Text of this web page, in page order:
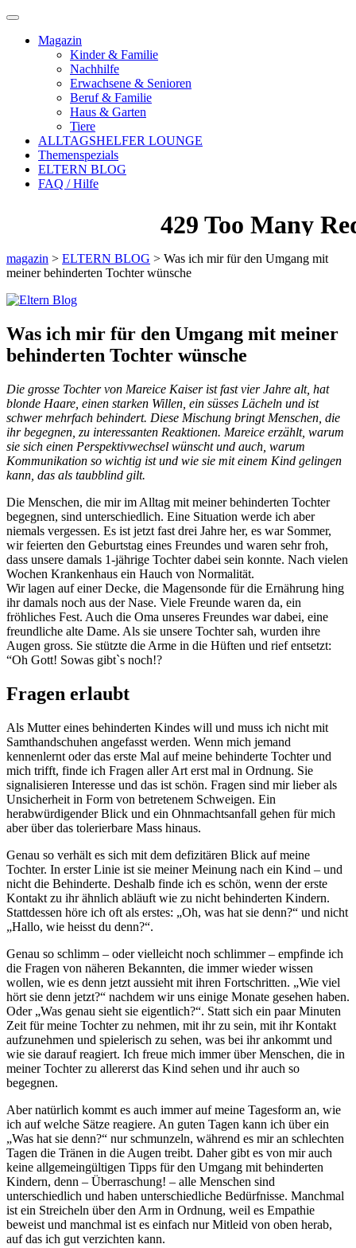
Magazin
Kinder & Familie
Nachhilfe
Erwachsene & Senioren
Beruf & Familie
Haus & Garten
Tiere
ALLTAGSHELFER LOUNGE
Themenspezials
ELTERN BLOG
FAQ / Hilfe
magazin > ELTERN BLOG > Was ich mir für den Umgang mit
meiner behinderten Tochter wünsche
Was ich mir für den Umgang mit meiner
behinderten Tochter wünsche
Die grosse Tochter von Mareice Kaiser ist fast vier Jahre alt, hat
blonde Haare, einen starken Willen, ein süsses Lächeln und ist
schwer mehrfach behindert. Diese Mischung bringt Menschen, die
ihr begegnen, zu interessanten Reaktionen. Mareice erzählt, warum
sie sich einen Perspektivwechsel wünscht und auch, warum
Kommunikation so wichtig ist und wie sie mit einem Kind gelingen
kann, das als taubblind gilt.
Die Menschen, die mir im Alltag mit meiner behinderten Tochter
begegnen, sind unterschiedlich. Eine Situation werde ich aber
niemals vergessen. Es ist jetzt fast drei Jahre her, es war Sommer,
wir feierten den Geburtstag eines Freundes und waren sehr froh,
dass unsere damals 1-jährige Tochter dabei sein konnte. Nach vielen
Wochen Krankenhaus ein Hauch von Normalität.
Wir lagen auf einer Decke, die Magensonde für die Ernährung hing
ihr damals noch aus der Nase. Viele Freunde waren da, ein
fröhliches Fest. Auch die Oma unseres Freundes war dabei, eine
freundliche alte Dame. Als sie unsere Tochter sah, wurden ihre
Augen gross. Sie stützte die Arme in die Hüften und rief entsetzt:
“Oh Gott! Sowas gibt`s noch!?
Fragen erlaubt
Als Mutter eines behinderten Kindes will und muss ich nicht mit
Samthandschuhen angefasst werden. Wenn mich jemand
kennenlernt oder das erste Mal auf meine behinderte Tochter und
mich trifft, finde ich Fragen aller Art erst mal in Ordnung. Sie
signalisieren Interesse und das ist schön. Fragen sind mir lieber als
Unsicherheit in Form von betretenem Schweigen. Ein
herabwürdigender Blick und ein Ohnmachtsanfall gehen für mich
aber über das tolerierbare Mass hinaus.
Genau so verhält es sich mit dem defizitären Blick auf meine
Tochter. In erster Linie ist sie meiner Meinung nach ein Kind – und
nicht die Behinderte. Deshalb finde ich es schön, wenn der erste
Kontakt zu ihr ähnlich abläuft wie zu nicht behinderten Kindern.
Stattdessen höre ich oft als erstes: „Oh, was hat sie denn?“ und nicht
„Hallo, wie heisst du denn?“.
Genau so schlimm – oder vielleicht noch schlimmer – empfinde ich
die Fragen von näheren Bekannten, die immer wieder wissen
wollen, wie es denn jetzt aussieht mit ihren Fortschritten. „Wie viel
hört sie denn jetzt?“ nachdem wir uns einige Monate gesehen haben.
Oder „Was genau sieht sie eigentlich?“. Statt sich ein paar Minuten
Zeit für meine Tochter zu nehmen, mit ihr zu sein, mit ihr Kontakt
aufzunehmen und spielerisch zu sehen, was bei ihr ankommt und
wie sie darauf reagiert. Ich freue mich immer über Menschen, die in
meiner Tochter zu allererst das Kind sehen und ihr auch so
begegnen.
Aber natürlich kommt es auch immer auf meine Tagesform an, wie
ich auf welche Sätze reagiere. An guten Tagen kann ich über ein
„Was hat sie denn?“ nur schmunzeln, während es mir an schlechten
Tagen die Tränen in die Augen treibt. Daher gibt es von mir auch
keine allgemeingültigen Tipps für den Umgang mit behinderten
Kindern, denn – Überraschung! – alle Menschen sind
unterschiedlich und haben unterschiedliche Bedürfnisse. Manchmal
ist ein Streicheln über den Arm in Ordnung, weil es Empathie
beweist und manchmal ist es einfach nur Mitleid von oben herab,
auf das ich gut verzichten kann.